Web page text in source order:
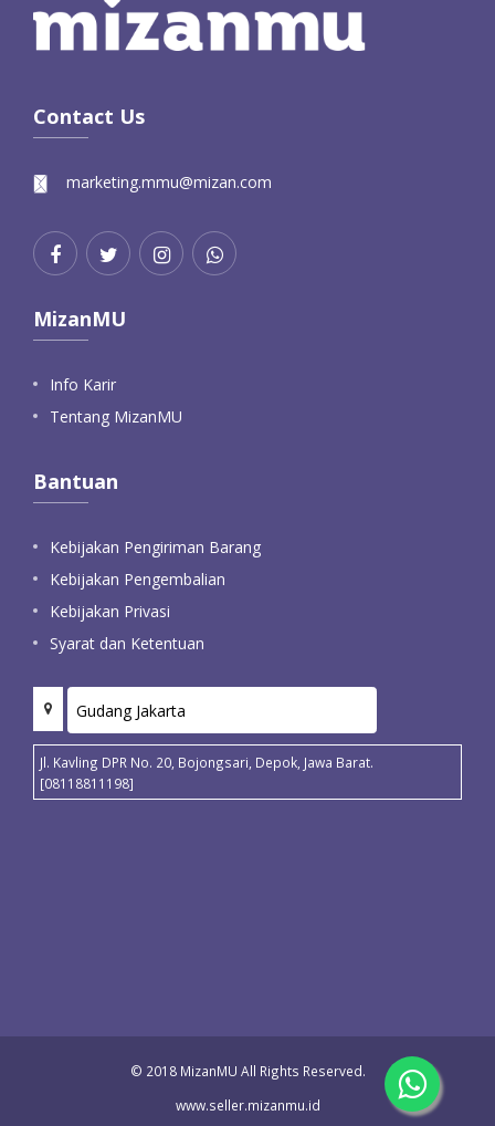
Contact Us
marketing.mmu@mizan.com
MizanMU
Info Karir
Tentang MizanMU
Bantuan
Kebijakan Pengiriman Barang
Kebijakan Pengembalian
Kebijakan Privasi
Syarat dan Ketentuan
Jl. Kavling DPR No. 20, Bojongsari, Depok, Jawa Barat.
[08118811198]
© 2018 MizanMU All Rights Reserved.
www.seller.mizanmu.id